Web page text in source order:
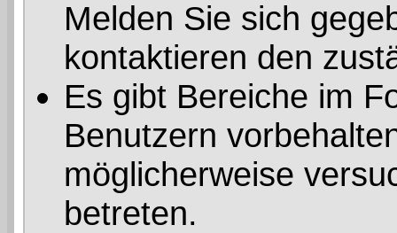
Melden Sie sich
kontaktieren den
Es gibt Bereiche im
Benutzern
möglicherweise
betreten.